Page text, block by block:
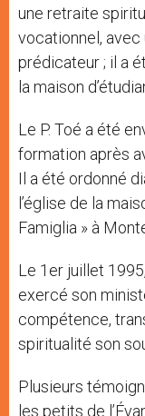
une retraite
vocationnel,
prédicateur ; il a
la maison
Le P. Toé a été
formation après
Il a été ordonné
l’église de la
Famiglia » à
Le 1er juillet
exercé son
compétence,
spiritualité son
Plusieurs
les petits de